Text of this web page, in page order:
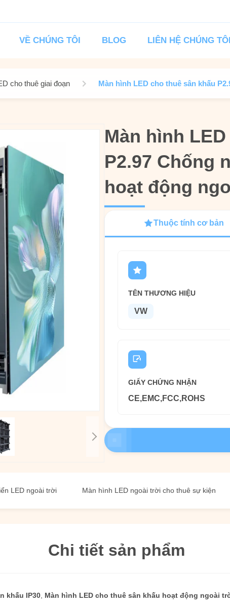
VỀ CHÚNG TÔI BLOG LIÊN HỆ CHÚNG TÔI
cho thuê giai đoạn Màn hình LED cho thuê sân khấu
Màn hình
P2.97 Chống
hoạt động
Màn hình
P2.97 Chống
hoạt động
Thuộc tính cơ bản
TÊN THƯƠNG HIỆU
VW
GIẤY CHỨNG NHẬN
CE,EMC,FCC,ROHS
trời Màn hình LED ngoài trời cho thuê sự kiện Màn
Chi tiết sản phẩm
khấu IP30 Màn hình LED cho thuê sân khấu hoạt động ngoài